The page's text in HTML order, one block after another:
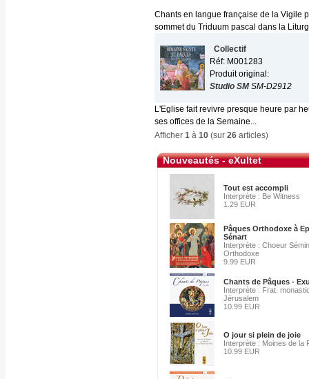
Chants en langue française de la Vigile
sommet du Triduum pascal dans la
Collectif
Réf: M001283
Produit original:
Studio SM SM-D2912
L'Eglise fait revivre presque heure par
ses offices de la Semaine...
Afficher 1 à 10 (sur 26 articles)
Nouveautés - eXultet
Tout est accompli
Interprète : Be Witness
1.29 EUR
Pâques Orthodoxe à
Sénart
Interprète : Choeur
Orthodoxe
9.99 EUR
Chants de Pâques -
Interprète : Frat.
Jérusalem
10.99 EUR
O jour si plein de joie
Interprète : Moines de la
10.99 EUR